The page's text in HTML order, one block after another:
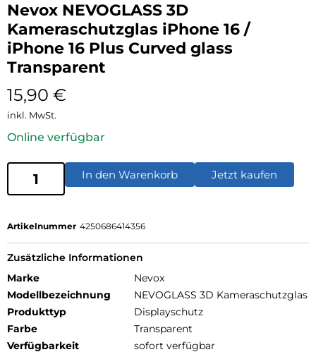
Nevox NEVOGLASS 3D
Kameraschutzglas iPhone 16 /
iPhone 16 Plus Curved glass
Transparent
15,90 €
inkl. MwSt.
Online verfügbar
In den Warenkorb Jetzt kaufen
Artikelnummer 4250686414356
Zusätzliche Informationen
Marke
Nevox
Modellbezeichnung
NEVOGLASS 3D Kameraschutzglas
Produkttyp
Displayschutz
Farbe
Transparent
Verfügbarkeit
sofort verfügbar